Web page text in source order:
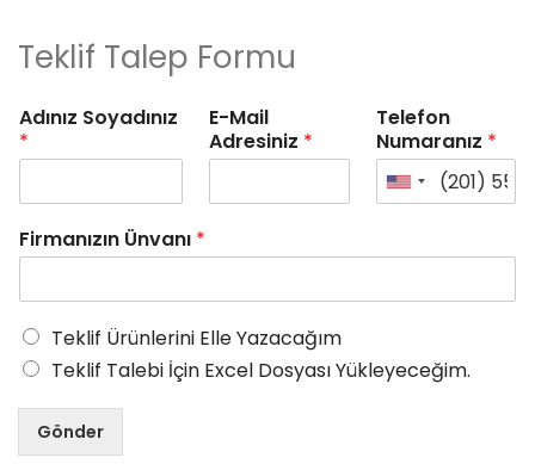
Teklif Talep Formu
Adınız Soyadınız
*
E-Mail
Adresiniz *
Telefon
Numaranız *
Firmanızın Ünvanı *
Teklif Ürünlerini Elle Yazacağım
Teklif Talebi İçin Excel Dosyası Yükleyeceğim.
Gönder